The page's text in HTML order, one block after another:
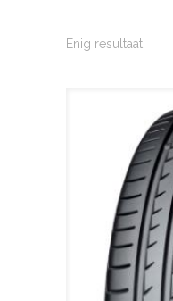
Enig resultaat